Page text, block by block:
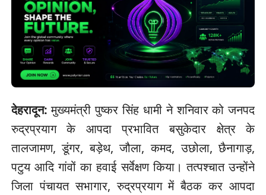
देहरादून: मुख्यमंत्री पुष्कर सिंह धामी ने शनिवार को जनपद
रुद्रप्रयाग के आपदा प्रभावित बसुकेदार क्षेत्र के
तालजामण, डूंगर, बड़ेथ, जौला, कमद, उछोला, छैनागाड़,
पटुय आदि गांवों का हवाई सर्वेक्षण किया। तत्पश्चात उन्होंने
जिला पंचायत सभागार, रुद्रप्रयाग में बैठक कर आपदा